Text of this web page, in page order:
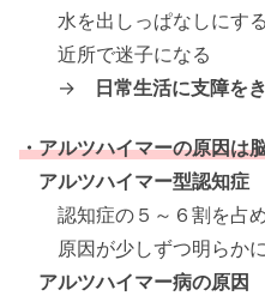
水を出しっぱなしにする
近所で迷子になる
→ 日常生活に支障を
・アルツハイマーの原因は
アルツハイマー型認知症
認知症の５～６割を占
原因が少しずつ明らかに
アルツハイマー病の原因